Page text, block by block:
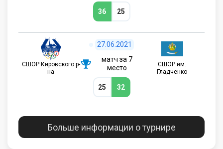
36 25
СШОР Кировского р-
на
27.06.2021
матч за 7
место
25 32
СШОР им.
Гладченко
Больше информации о турнире